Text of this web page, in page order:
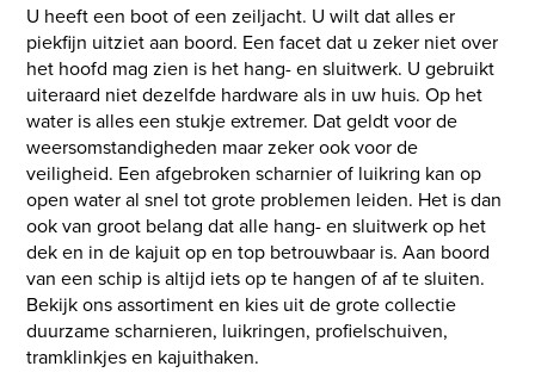
U heeft een boot of een zeiljacht. U wilt dat alles er
piekfijn uitziet aan boord. Een facet dat u zeker niet over
het hoofd mag zien is het hang- en sluitwerk. U gebruikt
uiteraard niet dezelfde hardware als in uw huis. Op het
water is alles een stukje extremer. Dat geldt voor de
weersomstandigheden maar zeker ook voor de
veiligheid. Een afgebroken scharnier of luikring kan op
open water al snel tot grote problemen leiden. Het is dan
ook van groot belang dat alle hang- en sluitwerk op het
dek en in de kajuit op en top betrouwbaar is. Aan boord
van een schip is altijd iets op te hangen of af te sluiten.
Bekijk ons assortiment en kies uit de grote collectie
duurzame scharnieren, luikringen, profielschuiven,
tramklinkjes en kajuithaken.